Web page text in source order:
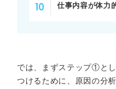
仕事内容が体力
では、まずステップ①と
つけるために、原因の分